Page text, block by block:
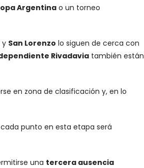
Argentinao un torneo
y San Lorenzo lo siguen de cerca con
Rivadaviatambién están
en zona de clasificación y, en lo
punto en esta etapa será
una tercera ausencia